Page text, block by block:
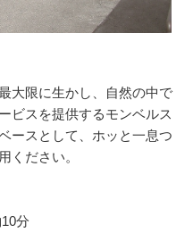
大限に生かし、自然の中で
ビスを提供するモンベルス
ースとして、ホッと一息つ
ください。
分